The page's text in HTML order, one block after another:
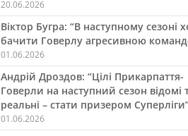
20.06.2026
Віктор Бугра: “В наступному сезоні
бачити Говерлу агресивною
01.06.2026
Андрій Дроздов: “Цілі Прикарпаття-
Говерли на наступний сезон відомі
реальні – стати призером
01.06.2026